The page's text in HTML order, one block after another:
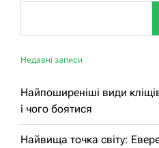
Недавні записи
Найпоширеніші види
і чого боятися
Найвища точка світу: